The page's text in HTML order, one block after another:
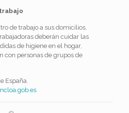
de trabajo a sus domicilios,
deberán cuidar las
de higiene en el hogar,
con personas de grupos de
España.